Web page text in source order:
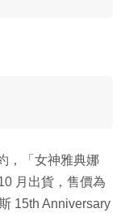
，「女神雅典娜
月出貨，售價為
15th Anniversary